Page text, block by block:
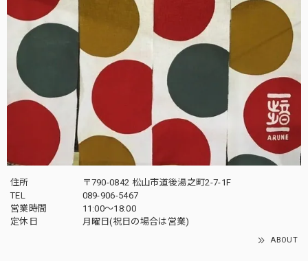
住所
〒790-0842 松山市道後湯之町2-7-1F
TEL
089-906-5467
営業時間
11:00〜18:00
定休日
月曜日(祝日の場合は営業)
ABOUT